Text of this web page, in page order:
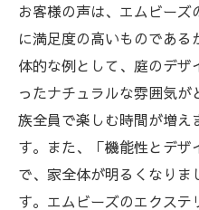
お客様の声は、エムビー
に満足度の高いものであ
体的な例として、庭のデ
ったナチュラルな雰囲気
族全員で楽しむ時間が増え
す。また、「機能性とデザ
で、家全体が明るくなりま
す。エムビーズのエクス